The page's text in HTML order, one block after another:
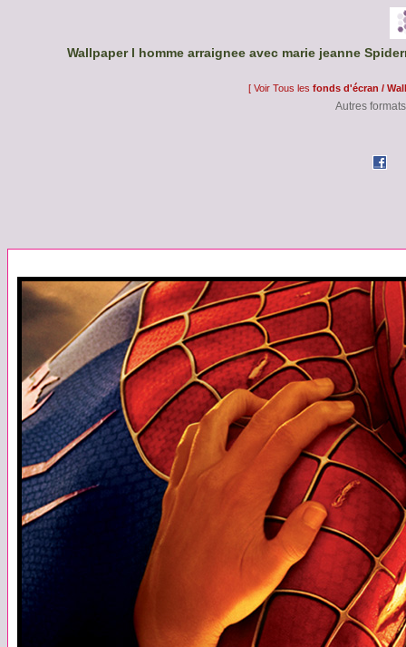
Wallpaper l homme arraignee avec marie jeanne
[ Voir Tous les fonds d'écran /
Autres